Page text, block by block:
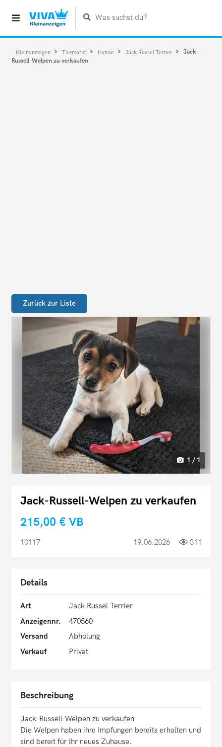
Was suchst du?
Kleinanzeigen Tiermarkt Hunde Jack Russel Terrier
Jack-
Russell-Welpen zu verkaufen
Zurück zur Liste
1 / 1
Jack-Russell-Welpen zu verkaufen
215,00 € VB
10117 19.06.2026 311
Details
Art
Jack Russel Terrier
Anzeigennr.
470560
Versand
Abholung
Verkauf
Privat
Beschreibung
Jack-Russell-Welpen zu verkaufen
Die Welpen haben ihre Impfungen bereits erhalten und
sind bereit für ihr neues Zuhause.